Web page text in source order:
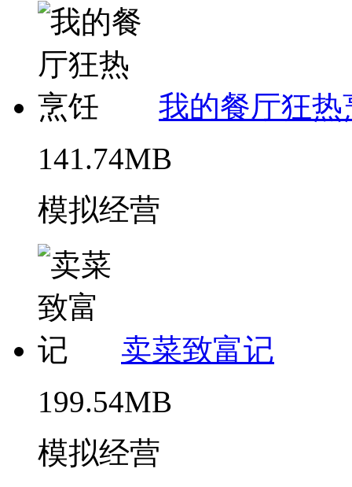
我的餐厅狂热
141.74MB
模拟经营
卖菜致富记
199.54MB
模拟经营